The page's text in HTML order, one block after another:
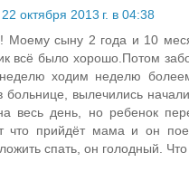
22 октября 2013 г. в 04:38
Моему сыну 2 года и 10
всё было хорошо.Потом
ходим неделю
больнице, вылечились
весь день, но ребенок
что прийдёт мама и он
спать, он голодный. Что